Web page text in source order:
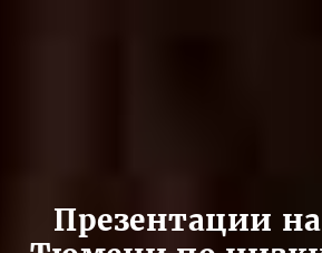
Презентации на